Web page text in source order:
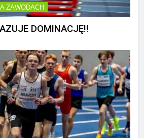
ZAWODACH
DOMINACJĘ!!